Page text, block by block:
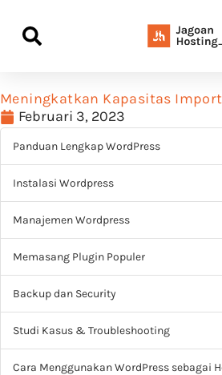
Meningkatkan Kapasitas
Februari 3, 2023
Panduan Lengkap WordPress
Instalasi Wordpress
Manajemen Wordpress
Memasang Plugin Populer
Backup dan Security
Studi Kasus & Troubleshooting
Cara Menggunakan WordPress sebagai